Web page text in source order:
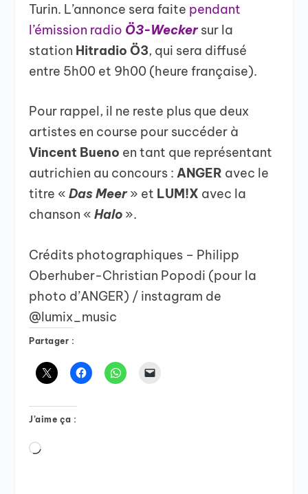
Turin. L’annonce sera faite pendant
l’émission radio Ö3-Weckersur la
station Hitradio Ö3, qui sera diffusé
entre 5h00 et 9h00 (heure française).
Pour rappel, il ne reste plus que deux
artistes en course pour succéder à
Vincent Bueno en tant que représentant
autrichien au concours :ANGER avec le
titre «Das Meer» et LUM!X avec la
chanson «Halo ».
Crédits photographiques – Philipp
Oberhuber-Christian Popodi (pour la
photo d’ANGER) / instagram de
@lumix_music
Partager :
J’aime ça :
Chargement…